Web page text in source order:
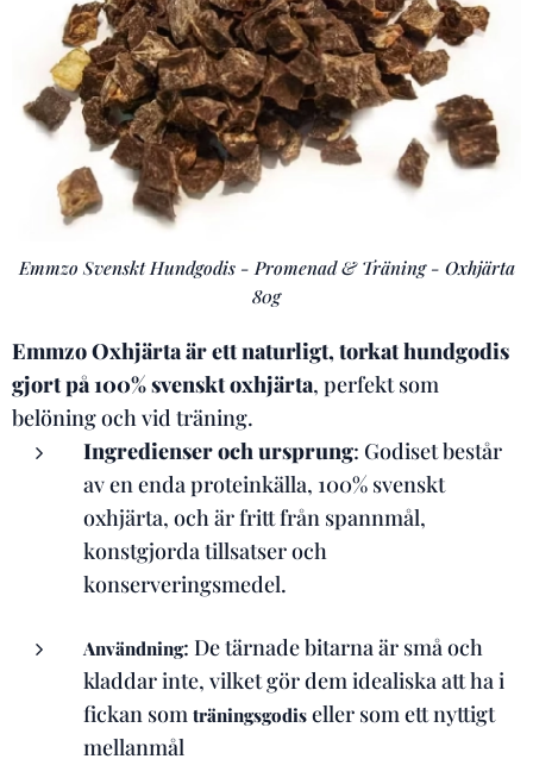
Emmzo Svenskt Hundgodis - Promenad & Träning - Oxhjärta
80g
Emmzo Oxhjärta är ettnaturligt, torkat hundgodis
gjort på100% svenskt oxhjärta, perfekt som
belöning och vid träning.
Ingredienser och ursprung: Godiset består
av en enda proteinkälla, 100% svenskt
oxhjärta, och är fritt från spannmål,
konstgjorda tillsatser och
konserveringsmedel.
Användning: De tärnade bitarna är små och
kladdar inte, vilket gör dem idealiska att ha i
fickan som träningsgodis eller som ett nyttigt
mellanmål